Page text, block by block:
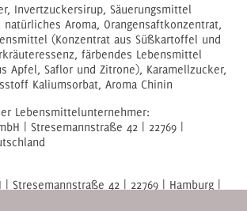
Invertzuckersirup, Säuerungsmittel
natürliches Aroma, Orangensaftkonzentrat,
(Konzentrat aus Süßkartoffel und
färbendes Lebensmittel
Apfel, Saflor und Zitrone), Karamellzucker,
Kaliumsorbat, Aroma Chinin
Lebensmittelunternehmer:
| Stresemannstraße 42 | 22769 |
| Stresemannstraße 42 | 22769 | Hamburg |